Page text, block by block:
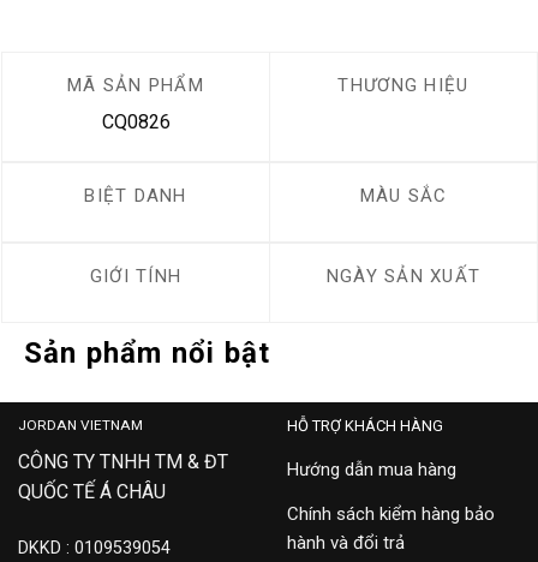
MÃ SẢN PHẨM
CQ0826
THƯƠNG HIỆU
BIỆT DANH MÀU SẮC
GIỚI TÍNH NGÀY SẢN XUẤT
Sản phẩm nổi bật
JORDAN VIETNAM
CÔNG TY TNHH TM & ĐT
QUỐC TẾ Á CHÂU
DKKD : 0109539054
HỖ TRỢ KHÁCH HÀNG
Hướng dẫn mua hàng
Chính sách kiểm hàng bảo
hành và đổi trả